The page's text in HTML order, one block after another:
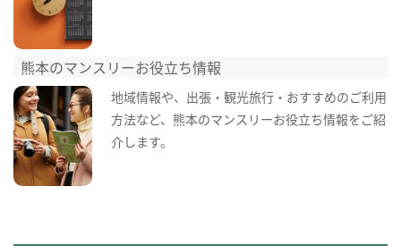
熊本のマンスリーお役立ち情報
地域情報や、出張・観光旅行・おすすめのご利用
方法など、熊本のマンスリーお役立ち情報をご紹
介します。